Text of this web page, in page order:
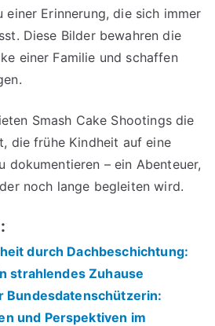
einer Erinnerung, die sich immer
Diese Bilder bewahren die
einer Familie und schaffen
Smash Cake Shootings die
die frühe Kindheit auf eine
dokumentieren – ein Abenteuer,
noch lange begleiten wird.
durch Dachbeschichtung:
strahlendes Zuhause
Bundesdatenschützerin:
und Perspektiven im